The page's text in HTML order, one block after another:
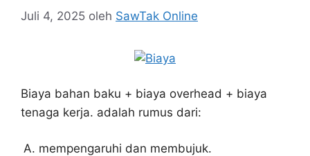
Juli 4, 2025 oleh SawTak Online
Biaya bahan baku + biaya overhead + biaya
tenaga kerja. adalah rumus dari:
mempengaruhi dan membujuk.